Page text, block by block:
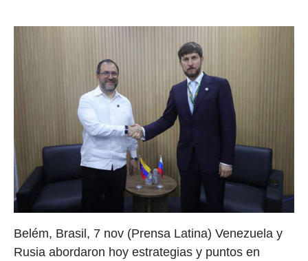
Belém, Brasil, 7 nov (Prensa Latina) Venezuela y
Rusia abordaron hoy estrategias y puntos en